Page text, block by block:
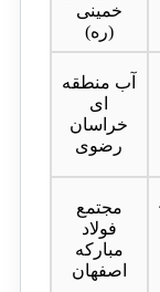
خمینی
(ره)
آب منطقه
ای
خراسان
رضوی
مجتمع
فولاد
مبارکه
اصفهان